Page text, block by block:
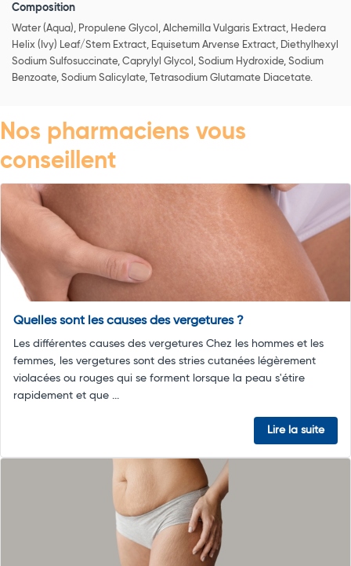
Composition
Water (Aqua), Propulene Glycol, Alchemilla Vulgaris Extract, Hedera
Helix (Ivy) Leaf/Stem Extract, Equisetum Arvense Extract, Diethylhexyl
Sodium Sulfosuccinate, Caprylyl Glycol, Sodium Hydroxide, Sodium
Benzoate, Sodium Salicylate, Tetrasodium Glutamate Diacetate.
Nos pharmaciens vous
conseillent
Quelles sont les causes des vergetures ?
Les différentes causes des vergetures Chez les hommes et les
femmes, les vergetures sont des stries cutanées légèrement
violacées ou rouges qui se forment lorsque la peau s'étire
rapidement et que ...
Lire la suite